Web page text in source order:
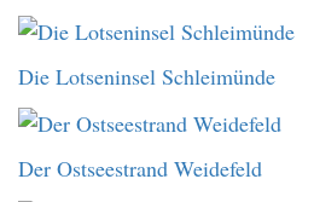
Die Lotseninsel Schleimünde
Der Ostseestrand Weidefeld